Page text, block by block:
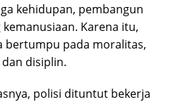
kehidupan, pembangun
Karena itu,
bertumpu pada moralitas,
disiplin.
polisi dituntut bekerja